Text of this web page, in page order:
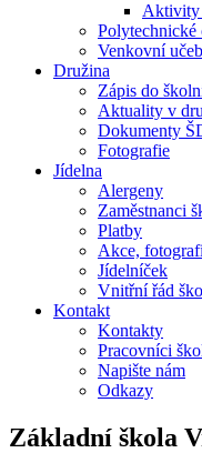
Aktivity
Polytechnické
Venkovní
Družina
Zápis do
Aktuality v
Dokumenty
Fotografie
Jídelna
Alergeny
Zaměstnanci
Platby
Akce,
Jídelníček
Vnitřní řád
Kontakt
Kontakty
Pracovníci
Napište nám
Odkazy
Základní škola